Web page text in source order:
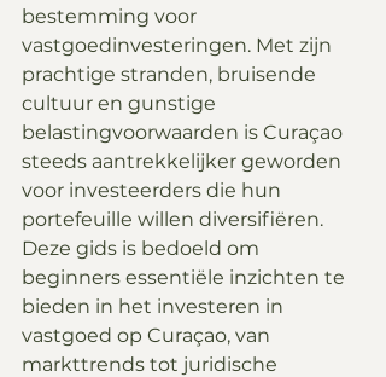
bestemming voor
vastgoedinvesteringen. Met zijn
prachtige stranden, bruisende
cultuur en gunstige
belastingvoorwaarden is Curaçao
steeds aantrekkelijker geworden
voor investeerders die hun
portefeuille willen diversifiëren.
Deze gids is bedoeld om
beginners essentiële inzichten te
bieden in het investeren in
vastgoed op Curaçao, van
markttrends tot juridische